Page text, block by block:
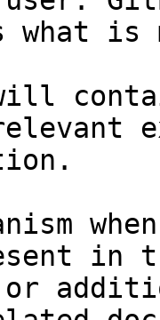
what
will
in